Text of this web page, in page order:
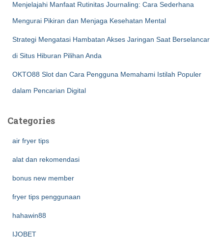
Menjelajahi Manfaat Rutinitas Journaling: Cara Sederhana
Mengurai Pikiran dan Menjaga Kesehatan Mental
Strategi Mengatasi Hambatan Akses Jaringan Saat Berselancar
di Situs Hiburan Pilihan Anda
OKTO88 Slot dan Cara Pengguna Memahami Istilah Populer
dalam Pencarian Digital
Categories
air fryer tips
alat dan rekomendasi
bonus new member
fryer tips penggunaan
hahawin88
IJOBET